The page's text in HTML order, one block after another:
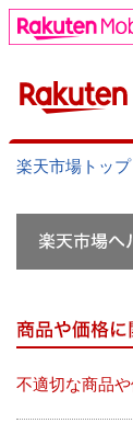
楽天市場トップ
不適切な商品